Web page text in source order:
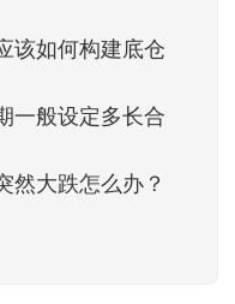
该如何构建底仓
一般设定多长合
然大跌怎么办？